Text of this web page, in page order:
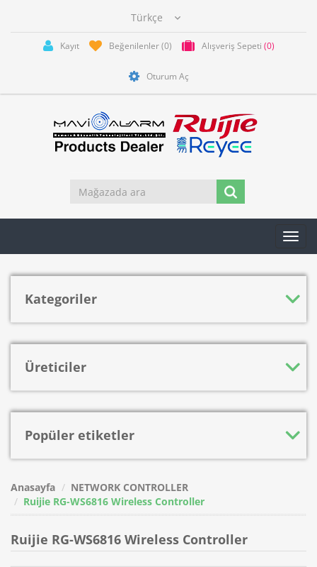
Kayıt Beğenilenler (0) Alışveriş Sepeti (0)
Oturum Aç
Kategoriler
Üreticiler
Popüler etiketler
Anasayfa
NETWORK CONTROLLER
Ruijie RG-WS6816 Wireless Controller
Ruijie RG-WS6816 Wireless Controller